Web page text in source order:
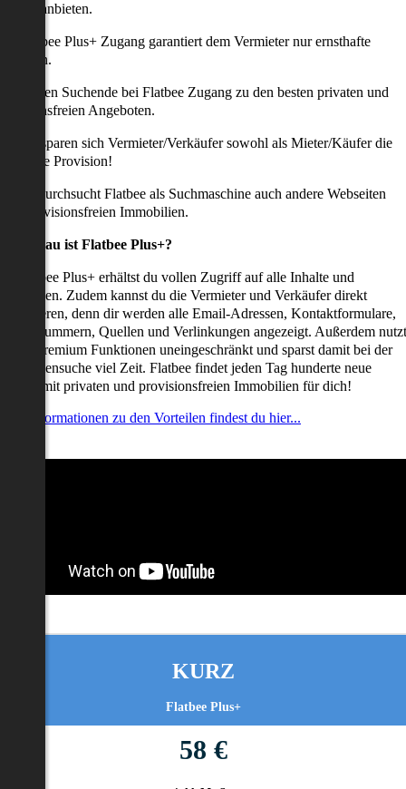
anbieten.
Flatbee Plus+ Zugang garantiert dem Vermieter nur ernsthafte
erhalten Suchende bei Flatbee Zugang zu den besten privaten und
Angeboten.
uns sparen sich Vermieter/Verkäufer sowohl als Mieter/Käufer die
Provision!
durchsucht Flatbee als Suchmaschine auch andere Webseiten
provisionsfreien Immobilien.
genau ist Flatbee Plus+?
Flatbee Plus+ erhältst du vollen Zugriff auf alle Inhalte und
Zudem kannst du die Vermieter und Verkäufer direkt
denn dir werden alle Email-Adressen, Kontaktformulare,
Quellen und Verlinkungen angezeigt. Außerdem nutzt
alle Premium Funktionen uneingeschränkt und sparst damit bei der
viel Zeit. Flatbee findet jeden Tag hunderte neue
mit privaten und provisionsfreien Immobilien für dich!
Informationen zu den Vorteilen findest du hier...
KURZ
Flatbee Plus+
58 €